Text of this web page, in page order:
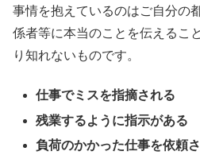
事情を抱えているのはご自分の
係者等に本当のことを伝えるこ
り知れないものです。
仕事でミスを指摘される
残業するように指示がある
負荷のかかった仕事を依頼